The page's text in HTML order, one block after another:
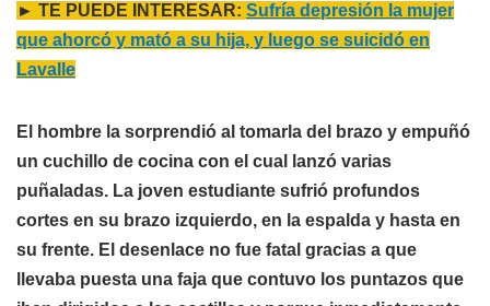
► TE PUEDE INTERESAR: Sufría depresión la mujer
que ahorcó y mató a su hija, y luego se suicidó en
Lavalle
El hombre la sorprendió al tomarla del brazo y empuñó
un cuchillo de cocina con el cual lanzó varias
puñaladas. La joven estudiante sufrió profundos
cortes en su brazo izquierdo, en la espalda y hasta en
su frente. El desenlace no fue fatal gracias a que
llevaba puesta una faja que contuvo los puntazos que